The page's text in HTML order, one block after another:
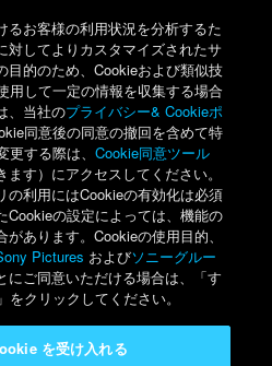
るお客様の利用状況を分析するた
対してよりカスタマイズされたサ
目的のため、Cookieおよび類似技
用して一定の情報を収集する場合
、当社のプライバシー& Cookieポ
同意後の同意の撤回を含めて特
更する際は、Cookie同意ツール
ます）にアクセスしてください。
の利用にはCookieの有効化は必須
Cookieの設定によっては、機能の
あります。Cookieの使用目的、
Pictures およびソニーグルー
にご同意いただける場合は、「す
クリックしてください。
を受け入れる